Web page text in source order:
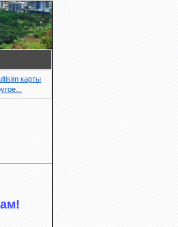
карты